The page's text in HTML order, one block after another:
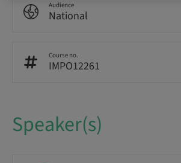
Audience
National
Course no.
IMPO12261
Speaker(s)